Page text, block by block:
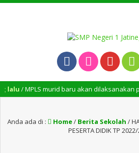
murid baru akan dilaksanakan pada 13-
Anda ada di : Home/ Berita Sekolah /
PESERTA DIDIK TP